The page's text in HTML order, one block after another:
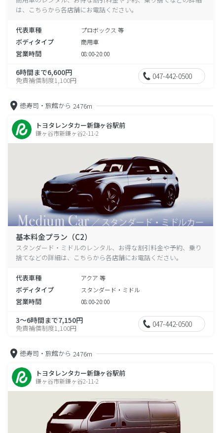
は、こちらから各店舗にお電話ください。
代表車種 プロボックス 等
ボディタイプ 商用車
営業時間 08:00-20:00
6時間まで6,600円
免責補償制度1,100円 047-442-0500
徳寿司・旅館から 2476m
トヨタレンタカー新鎌ヶ谷駅前
鎌ヶ谷市新鎌ヶ谷2-11-2
基本料金プラン（C2）
スタンダード・ミドルのレンタル、お得な割引料金や予約、乗り
捨てなどの詳細は、こちらから各店舗にお電話ください。
代表車種 アクア 等
ボディタイプ スタンダード・ミドル
営業時間 08:00-20:00
3～6時間まで7,150円
免責補償制度1,100円 047-442-0500
徳寿司・旅館から 2476m
トヨタレンタカー新鎌ヶ谷駅前
鎌ヶ谷市新鎌ヶ谷2-11-2